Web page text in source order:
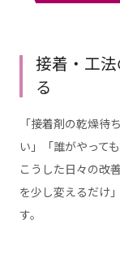
接着・工
る
「接着剤の乾燥待
い」「誰がやって
こうした日々の改
を少し変えるだけ
す。